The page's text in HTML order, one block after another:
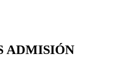
ADMISIÓN